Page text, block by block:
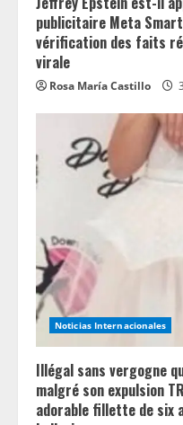
publicitaire Meta
vérification des faits
virale
Rosa María Castillo
Noticias Internacionales
Illégal sans vergogne
malgré son expulsion
adorable fillette de six